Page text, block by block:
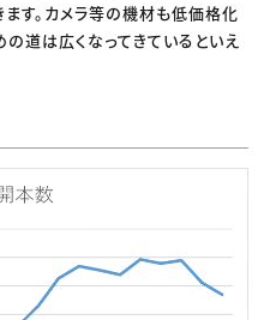
す。カメラ等の機材も低価格化
道は広くなってきているといえ